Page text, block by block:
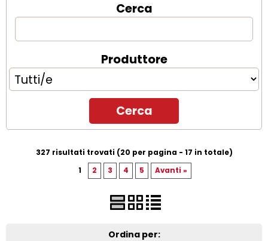
Cerca
Produttore
327 risultati trovati (20 per pagina - 17 in totale)
1
2 3 4 5 Avanti »
Ordina per: